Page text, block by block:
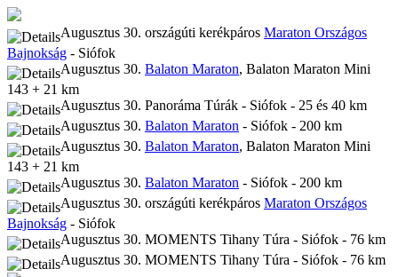
Augusztus 30. országúti kerékpáros Maraton Országos
Bajnokság - Siófok
Augusztus 30. Balaton Maraton, Balaton Maraton Mini
143 + 21 km
Augusztus 30. Panoráma Túrák - Siófok - 25 és 40 km
Augusztus 30. Balaton Maraton - Siófok - 200 km
Augusztus 30. Balaton Maraton, Balaton Maraton Mini
143 + 21 km
Augusztus 30. Balaton Maraton - Siófok - 200 km
Augusztus 30. országúti kerékpáros Maraton Országos
Bajnokság - Siófok
Augusztus 30. MOMENTS Tihany Túra - Siófok - 76 km
Augusztus 30. MOMENTS Tihany Túra - Siófok - 76 km